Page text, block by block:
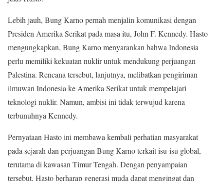
Lebih jauh, Bung Karno pernah menjalin komunikasi dengan
Presiden Amerika Serikat pada masa itu, John F. Kennedy. Hasto
mengungkapkan, Bung Karno menyarankan bahwa Indonesia
perlu memiliki kekuatan nuklir untuk mendukung perjuangan
Palestina. Rencana tersebut, lanjutnya, melibatkan pengiriman
ilmuwan Indonesia ke Amerika Serikat untuk mempelajari
teknologi nuklir. Namun, ambisi ini tidak terwujud karena
terbunuhnya Kennedy.
Pernyataan Hasto ini membawa kembali perhatian masyarakat
pada sejarah dan perjuangan Bung Karno terkait isu-isu global,
terutama di kawasan Timur Tengah. Dengan penyampaian
tersebut, Hasto berharap generasi muda dapat mengingat dan